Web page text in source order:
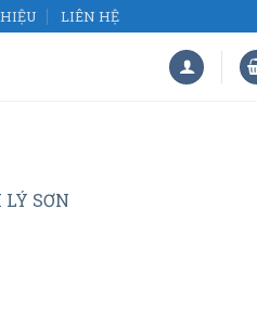
LIÊN HỆ
SƠN